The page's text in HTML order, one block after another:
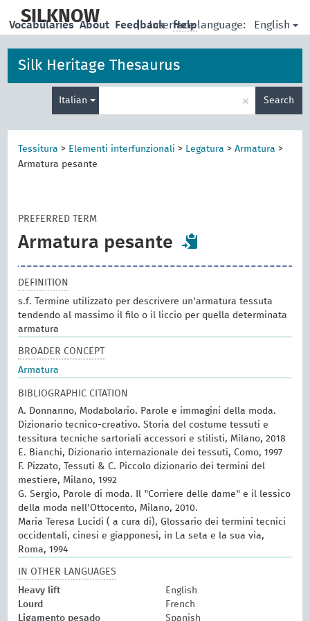
main
SILKNOW | Interface language: English
Vocabularies About Feedback Help
Silk Heritage Thesaurus
Italian × Search
Tessitura > Elementi interfunzionali > Legatura >Armatura >
Armatura pesante
PREFERRED TERM
Armatura pesante
DEFINITION
s.f. Termine utilizzato per descrivere un'armatura tessuta
tendendo al massimo il filo o il liccio per quella determinata
armatura
BROADER CONCEPT
Armatura
BIBLIOGRAPHIC CITATION
A. Donnanno, Modabolario. Parole e immagini della moda.
Dizionario tecnico-creativo. Storia del costume tessuti e
tessitura tecniche sartoriali accessori e stilisti, Milano, 2018
E. Bianchi, Dizionario internazionale dei tessuti, Como, 1997
F. Pizzato, Tessuti & C. Piccolo dizionario dei termini del
mestiere, Milano, 1992
G. Sergio, Parole di moda. Il "Corriere delle dame" e il lessico
della moda nell'Ottocento, Milano, 2010.
Maria Teresa Lucidi ( a cura di), Glossario dei termini tecnici
occidentali, cinesi e giapponesi, in La seta e la sua via,
Roma, 1994
IN OTHER LANGUAGES
Heavy lift
English
Lourd
French
Ligamento pesado
Spanish